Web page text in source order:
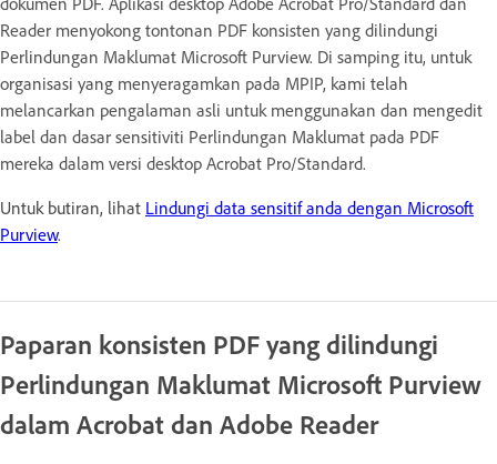
Reader menyokong tontonan PDF konsisten yang dilindungi
Perlindungan Maklumat Microsoft Purview. Di samping itu, untuk
organisasi yang menyeragamkan pada MPIP, kami telah
melancarkan pengalaman asli untuk menggunakan dan mengedit
label dan dasar sensitiviti Perlindungan Maklumat pada PDF
mereka dalam versi desktop Acrobat Pro/Standard.
Untuk butiran, lihat Lindungi data sensitif anda dengan Microsoft
Purview.
Paparan konsisten PDF yang dilindungi
Perlindungan Maklumat Microsoft Purview
dalam Acrobat dan Adobe Reader